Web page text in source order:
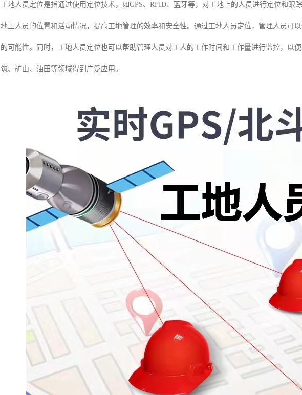
工地人员定位是指通过使用定位技术，如GPS、RFID、蓝牙等，对工地上的人员进行定位和跟
地上人员的位置和活动情况，提高工地管理的效率和安全性。通过工地人员定位，管理人员可
的可能性。同时，工地人员定位也可以帮助管理人员对工人的工作时间和工作量进行监控，以
筑、矿山、油田等领域得到广泛应用。